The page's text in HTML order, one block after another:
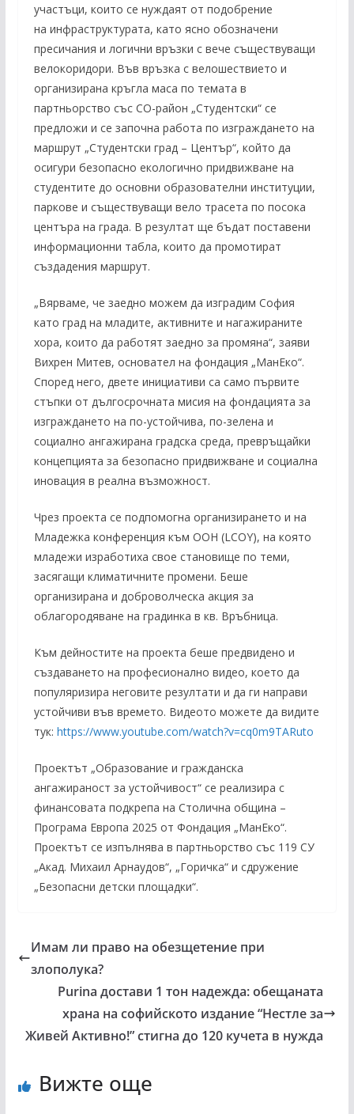
участъци, които се нуждаят от подобрение
на инфраструктурата, като ясно обозначени
пресичания и логични връзки с вече съществуващи
велокоридори. Във връзка с велошествието и
организирана кръгла маса по темата в
партньорство със СО-район „Студентски“ се
предложи и се започна работа по изграждането на
маршрут „Студентски град – Център“, който да
осигури безопасно екологично придвижване на
студентите до основни образователни институции,
паркове и съществуващи вело трасета по посока
центъра на града. В резултат ще бъдат поставени
информационни табла, които да промотират
създадения маршрут.
„Вярваме, че заедно можем да изградим София
като град на младите, активните и нагажираните
хора, които да работят заедно за промяна“, заяви
Вихрен Митев, основател на фондация „МанЕко“.
Според него, двете инициативи са само първите
стъпки от дългосрочната мисия на фондацията за
изграждането на по-устойчива, по-зелена и
социално ангажирана градска среда, превръщайки
концепцията за безопасно придвижване и социална
иновация в реална възможност.
Чрез проекта се подпомогна организирането и на
Mладежка конференция към ООН (LCOY), на която
младежи изработиха свое становище по теми,
засягащи климатичните промени. Беше
организирана и доброволческа акция за
облагородяване на градинка в кв. Връбница.
Към дейностите на проекта беше предвидено и
създаването на професионално видео, което да
популяризира неговите резултати и да ги направи
устойчиви във времето. Видеото можете да видите
тук: https://www.youtube.com/watch?v=cq0m9TARuto
Проектът „Образование и гражданска
ангажираност за устойчивост“ се реализира с
финансовата подкрепа на Столична община –
Програма Европа 2025 от Фондация „МанЕко“.
Проектът се изпълнява в партньорство със 119 СУ
„Акад. Михаил Арнаудов“, „Горичка“ и сдружение
„Безопасни детски площадки“.
Имам ли право на обезщетение при
злополука?
Purina достави 1 тон надежда: обещаната
храна на софийското издание “Нестле за
Живей Активно!” стигна до 120 кучета в нужда
Вижте още